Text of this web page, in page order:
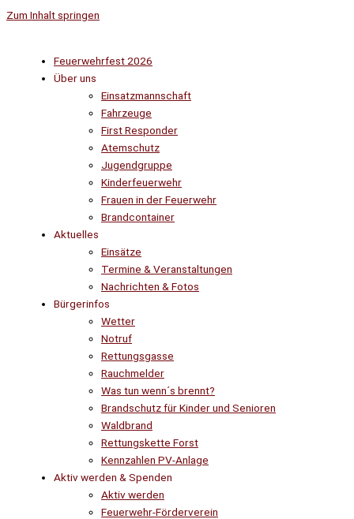
Zum Inhalt springen
Feuerwehrfest 2026
Über uns
Einsatzmannschaft
Fahrzeuge
First Responder
Atemschutz
Jugendgruppe
Kinderfeuerwehr
Frauen in der Feuerwehr
Brandcontainer
Aktuelles
Einsätze
Termine & Veranstaltungen
Nachrichten & Fotos
Bürgerinfos
Wetter
Notruf
Rettungsgasse
Rauchmelder
Was tun wenn´s brennt?
Brandschutz für Kinder und Senioren
Waldbrand
Rettungskette Forst
Kennzahlen PV-Anlage
Aktiv werden & Spenden
Aktiv werden
Feuerwehr-Förderverein